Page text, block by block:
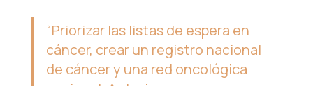
“Priorizar las listas de espera en
cáncer, crear un registro nacional
de cáncer y una red oncológica